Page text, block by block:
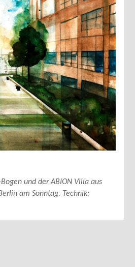
und der ABION Villa aus
am Sonntag. Technik: